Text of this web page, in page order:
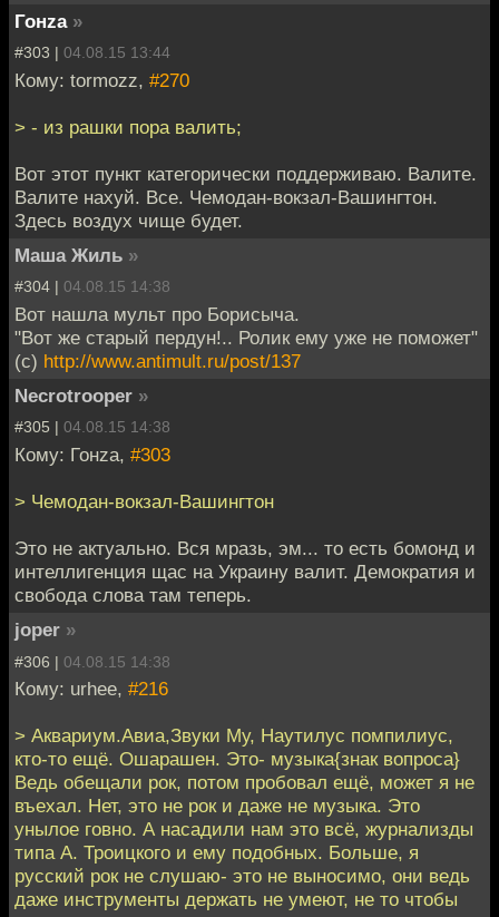
Гонzа »
#303 | 04.08.15 13:44
Кому: tormozz, #270
> - из рашки пора валить;
Вот этот пункт категорически поддерживаю. Валите.
Валите нахуй. Все. Чемодан-вокзал-Вашингтон.
Здесь воздух чище будет.
Маша Жиль »
#304 | 04.08.15 14:38
Вот нашла мульт про Борисыча.
"Вот же старый пердун!.. Ролик ему уже не поможет"
(с) http://www.antimult.ru/post/137
Necrotrooper »
#305 | 04.08.15 14:38
Кому: Гонzа, #303
> Чемодан-вокзал-Вашингтон
Это не актуально. Вся мразь, эм... то есть бомонд и
интеллигенция щас на Украину валит. Демократия и
свобода слова там теперь.
joper »
#306 | 04.08.15 14:38
Кому: urhee, #216
> Аквариум.Авиа,Звуки Му, Наутилус помпилиус,
кто-то ещё. Ошарашен. Это- музыка{знак вопроса}
Ведь обещали рок, потом пробовал ещё, может я не
въехал. Нет, это не рок и даже не музыка. Это
унылое говно. А насадили нам это всё, журнализды
типа А. Троицкого и ему подобных. Больше, я
русский рок не слушаю- это не выносимо, они ведь
даже инструменты держать не умеют, не то чтобы